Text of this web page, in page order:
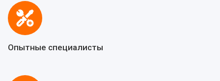
Опытные специалисты